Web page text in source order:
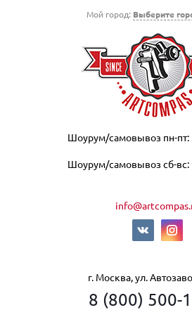
Мой город: Выберите
Шоурум/самовывоз пн-пт:
Шоурум/самовывоз сб-вс:
г. Москва, ул.
8 (800) 500-